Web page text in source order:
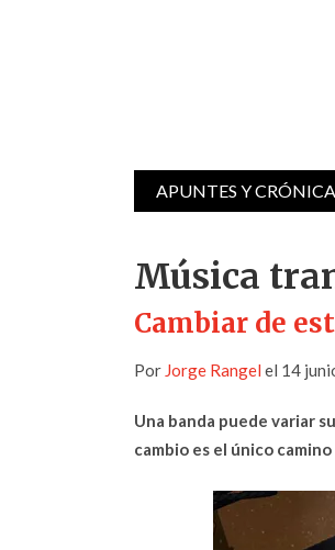
APUNTES Y
Música
Cambiar de
Por Jorge Rangel el 14
Una banda puede variar
cambio es el único